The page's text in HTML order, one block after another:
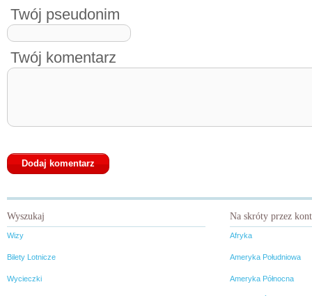
Twój pseudonim
Twój komentarz
Wyszukaj
Wizy
Bilety Lotnicze
Wycieczki
Na skróty przez
Afryka
Ameryka Południowa
Ameryka Północna